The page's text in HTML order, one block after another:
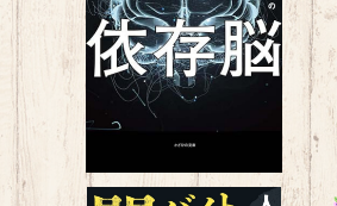
依存脳～依存症克服のための脳
的アプローチ～
¥1,650